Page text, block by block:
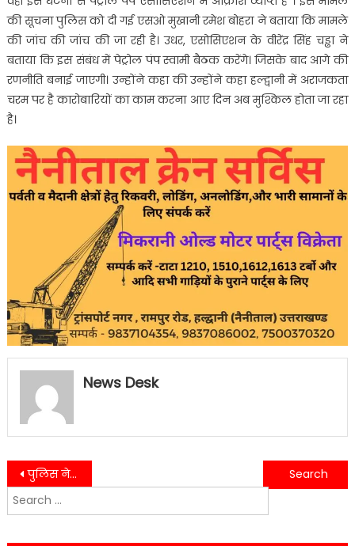
की सूचना पुलिस को दी गई एसओ मुखानी रमेश बोहरा ने बताया कि मामले
की जांच की जांच की जा रही है। उधर, एसोसिएशन के वीरेंद्र सिंह चड्ढा ने
बताया कि इस संबंध में पेट्रोल पंप स्वामी बैठक करेंगे। जिसके बाद आगे की
रणनीति बनाई जाएगी। उन्होंने कहा की उन्होंने कहा हल्द्वानी में अराजकता
चरम पर है कारोबारियों का काम करना आए दिन अब मुश्किल होता जा रहा
है।
News Desk
Post
navigation
पुलिस ने नशे के कारोबारी को गिरफ्तार कर बरामद किये 16 प्रतिबंधित इंजेक्शन…..
तहसील सभागार कार्यालय में एनसीआरटी किताबों को लेकर हुई बैठक…..
Search
for: